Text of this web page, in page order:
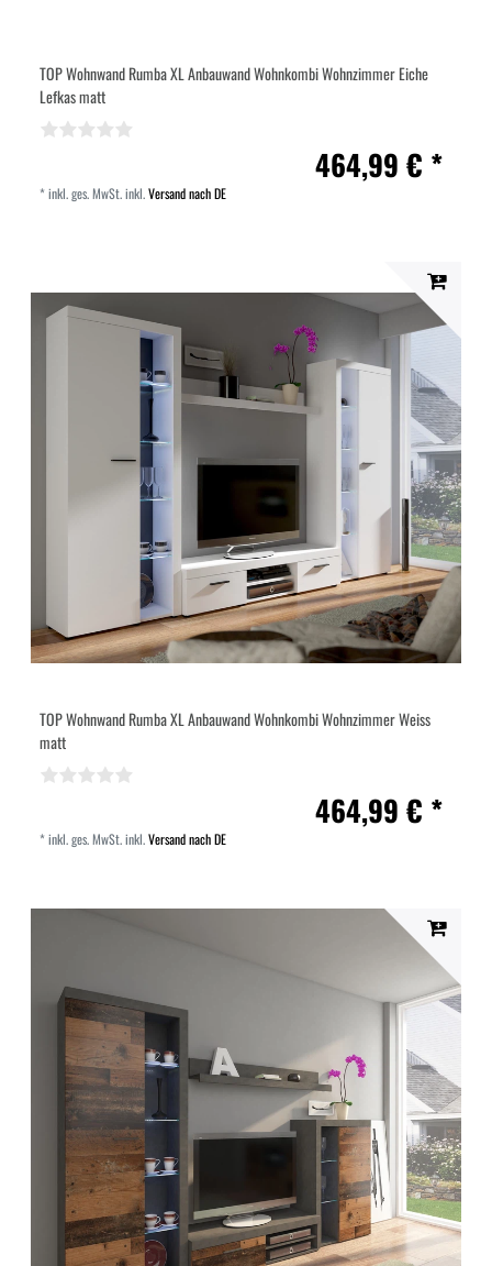
TOP Wohnwand Rumba XL Anbauwand Wohnkombi Wohnzimmer Eiche
Lefkas matt
464,99 € *
*inkl. ges. MwSt.inkl.Versand nach DE
TOP Wohnwand Rumba XL Anbauwand Wohnkombi Wohnzimmer Weiss
matt
464,99 € *
*inkl. ges. MwSt.inkl.Versand nach DE